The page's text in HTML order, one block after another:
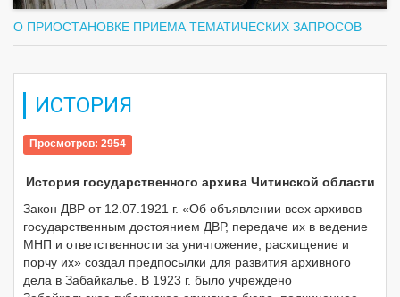
О ПРИОСТАНОВКЕ ПРИЕМА ТЕМАТИЧЕСКИХ ЗАПРОСОВ
ИСТОРИЯ
Просмотров: 2954
История государственного архива Читинской области
Закон ДВР от 12.07.1921 г. «Об объявлении всех архивов
государственным достоянием ДВР, передаче их в ведение
МНП и ответственности за уничтожение, расхищение и
порчу их» создал предпосылки для развития архивного
дела в Забайкалье. В 1923 г. было учреждено